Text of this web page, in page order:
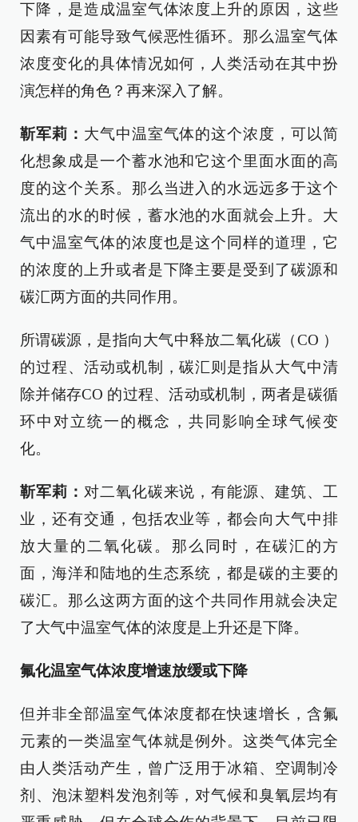
下降，是造成温室气体浓度上升的原因，这些
因素有可能导致气候恶性循环。那么温室气体
浓度变化的具体情况如何，人类活动在其中扮
演怎样的角色？再来深入了解。
靳军莉： 大气中温室气体的这个浓度，可以简
化想象成是一个蓄水池和它这个里面水面的高
度的这个关系。那么当进入的水远远多于这个
流出的水的时候，蓄水池的水面就会上升。大
气中温室气体的浓度也是这个同样的道理，它
的浓度的上升或者是下降主要是受到了碳源和
碳汇两方面的共同作用。
所谓碳源，是指向大气中释放二氧化碳（CO ）
的过程、活动或机制，碳汇则是指从大气中清
除并储存CO 的过程、活动或机制，两者是碳循
环中对立统一的概念，共同影响全球气候变
化。
靳军莉： 对二氧化碳来说，有能源、建筑、工
业，还有交通，包括农业等，都会向大气中排
放大量的二氧化碳。那么同时，在碳汇的方
面，海洋和陆地的生态系统，都是碳的主要的
碳汇。那么这两方面的这个共同作用就会决定
了大气中温室气体的浓度是上升还是下降。
氟化温室气体浓度增速放缓或下降
但并非全部温室气体浓度都在快速增长，含氟
元素的一类温室气体就是例外。这类气体完全
由人类活动产生，曾广泛用于冰箱、空调制冷
剂、泡沫塑料发泡剂等，对气候和臭氧层均有